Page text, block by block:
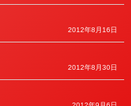
2012年8月16日
2012年8月30日